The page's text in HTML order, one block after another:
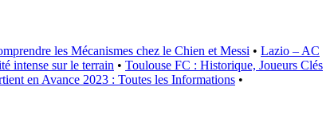
les Mécanismes chez le Chien et Messi • Lazio – AC
intense sur le terrain • Toulouse FC : Historique, Joueurs Clés
en Avance 2023 : Toutes les Informations •